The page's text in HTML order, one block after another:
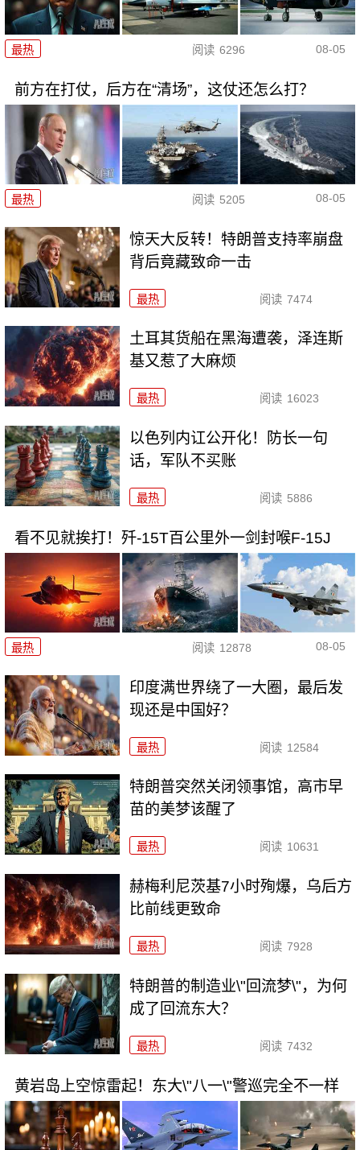
最热 阅读 6296 08-05
前方在打仗，后方在“清场”，这仗还怎么打？
最热 阅读 5205 08-05
惊天大反转！特朗普支持率崩盘
背后竟藏致命一击
最热 阅读 7474
土耳其货船在黑海遭袭，泽连斯
基又惹了大麻烦
最热 阅读 16023
以色列内讧公开化！防长一句
话，军队不买账
最热 阅读 5886
看不见就挨打！歼-15T百公里外一剑封喉F-15J
最热 阅读 12878 08-05
印度满世界绕了一大圈，最后发
现还是中国好？
最热 阅读 12584
特朗普突然关闭领事馆，高市早
苗的美梦该醒了
最热 阅读 10631
赫梅利尼茨基7小时殉爆，乌后方
比前线更致命
最热 阅读 7928
特朗普的制造业\"回流梦\"，为何
成了回流东大？
最热 阅读 7432
黄岩岛上空惊雷起！东大\"八一\"警巡完全不一样